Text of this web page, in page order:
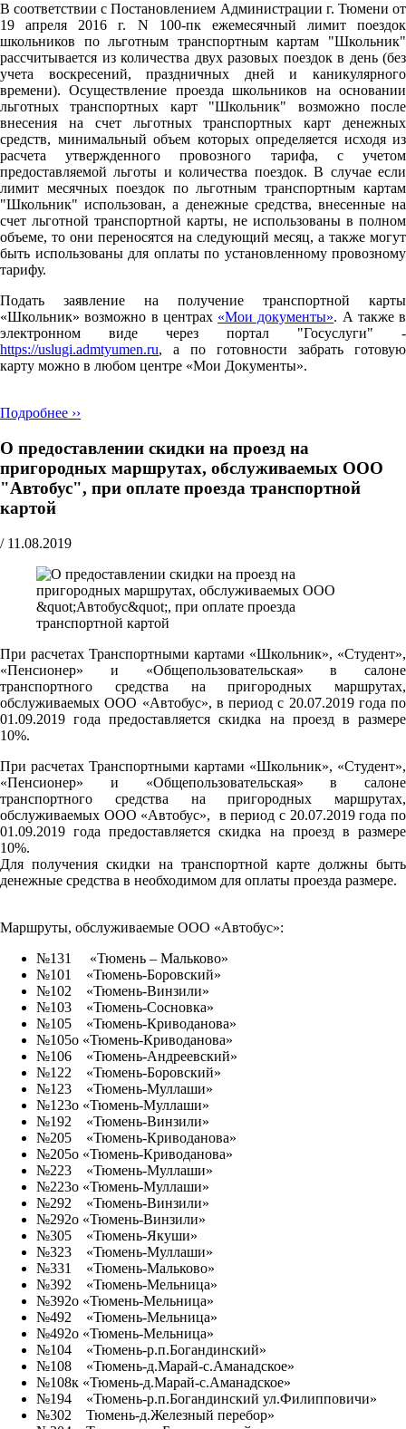
В соответствии с Постановлением Администрации г. Тюмени от
19 апреля 2016 г. N 100-пк ежемесячный лимит поездок
школьников по льготным транспортным картам "Школьник"
рассчитывается из количества двух разовых поездок в день (без
учета воскресений, праздничных дней и каникулярного
времени). Осуществление проезда школьников на основании
льготных транспортных карт "Школьник" возможно после
внесения на счет льготных транспортных карт денежных
средств, минимальный объем которых определяется исходя из
расчета утвержденного провозного тарифа, с учетом
предоставляемой льготы и количества поездок. В случае если
лимит месячных поездок по льготным транспортным картам
"Школьник" использован, а денежные средства, внесенные на
счет льготной транспортной карты, не использованы в полном
объеме, то они переносятся на следующий месяц, а также могут
быть использованы для оплаты по установленному провозному
тарифу.
Подать заявление на получение транспортной карты
«Школьник» возможно в центрах «Мои документы». А также в
электронном виде через портал "Госуслуги" -
https://uslugi.admtyumen.ru, а по готовности забрать готовую
карту можно в любом центре «Мои Документы».
Подробнее ››
О предоставлении скидки на проезд на
пригородных маршрутах, обслуживаемых ООО
"Автобус", при оплате проезда транспортной
картой
/ 11.08.2019
При расчетах Транспортными картами «Школьник», «Студент»,
«Пенсионер» и «Общепользовательская» в салоне
транспортного средства на пригородных маршрутах,
обслуживаемых ООО «Автобус», в период с 20.07.2019 года по
01.09.2019 года предоставляется скидка на проезд в размере
10%.
При расчетах Транспортными картами «Школьник», «Студент»,
«Пенсионер» и «Общепользовательская» в салоне
транспортного средства на пригородных маршрутах,
обслуживаемых ООО «Автобус», в период с 20.07.2019 года по
01.09.2019 года предоставляется скидка на проезд в размере
10%.
Для получения скидки на транспортной карте должны быть
денежные средства в необходимом для оплаты проезда размере.
Маршруты, обслуживаемые ООО «Автобус»:
№131 «Тюмень – Мальково»
№101 «Тюмень-Боровский»
№102 «Тюмень-Винзили»
№103 «Тюмень-Сосновка»
№105 «Тюмень-Криводанова»
№105о «Тюмень-Криводанова»
№106 «Тюмень-Андреевский»
№122 «Тюмень-Боровский»
№123 «Тюмень-Муллаши»
№123о «Тюмень-Муллаши»
№192 «Тюмень-Винзили»
№205 «Тюмень-Криводанова»
№205о «Тюмень-Криводанова»
№223 «Тюмень-Муллаши»
№223о «Тюмень-Муллаши»
№292 «Тюмень-Винзили»
№292о «Тюмень-Винзили»
№305 «Тюмень-Якуши»
№323 «Тюмень-Муллаши»
№331 «Тюмень-Мальково»
№392 «Тюмень-Мельница»
№392о «Тюмень-Мельница»
№492 «Тюмень-Мельница»
№492о «Тюмень-Мельница»
№104 «Тюмень-р.п.Богандинский»
№108 «Тюмень-д.Марай-с.Аманадское»
№108к «Тюмень-д.Марай-с.Аманадское»
№194 «Тюмень-р.п.Богандинский ул.Филипповичи»
№302 Тюмень-д.Железный перебор»